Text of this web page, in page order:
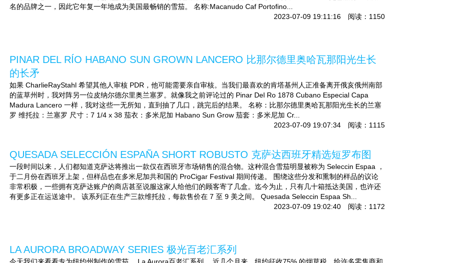
名的品牌之一，因此它年复一年地成为美国最畅销的雪茄。 名称:Macanudo Caf Portofino...
2023-07-09 19:11:16 阅读：1150
PINAR DEL RÍO HABANO SUN GROWN LANCERO 比那尔德里奥哈瓦那阳光生长
的长矛
如果 CharlieRayStahl 希望其他人审核 PDR，他可能需要亲自审核。当我们最喜欢的肯塔基州人正准备离开俄亥俄州南部
的蓝草州时，我对阵另一位皮纳尔德尔里奥兰塞罗。就像我之前评论过的 Pinar Del Ro 1878 Cubano Especial Capa
Madura Lancero 一样，我对这些一无所知，直到抽了几口，跳完后的结果。 名称：比那尔德里奥哈瓦那阳光生长的兰塞
罗 维托拉：兰塞罗 尺寸：7 1/4 x 38 茄衣：多米尼加 Habano Sun Grow 茄套：多米尼加 Cr...
2023-07-09 19:07:34 阅读：1115
QUESADA SELECCIÓN ESPAÑA SHORT ROBUSTO 克萨达西班牙精选短罗布图
一段时间以来，人们都知道克萨达将推出一款仅在西班牙市场销售的混合物。这种混合雪茄明显被称为 Seleccin Espaa ，
于二月份在西班牙上架，但样品也在多米尼加共和国的 ProCigar Festival 期间传递。 围绕这些分发和熏制的样品的议论
非常积极，一些拥有克萨达账户的商店甚至说服这家人给他们的顾客寄了几盒。迄今为止，只有几十箱抵达美国，也许还
有更多正在运送途中。 该系列正在生产三款维托拉，每款售价在 7 至 9 美之间。 Quesada Seleccin Espaa Sh...
2023-07-09 19:02:40 阅读：1172
LA AURORA BROADWAY SERIES 极光百老汇系列